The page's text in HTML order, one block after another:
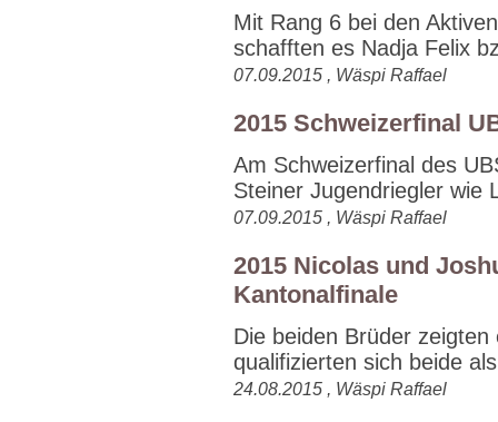
Mit Rang 6 bei den
schafften es Nadja Felix
07.09.2015 , Wäspi Raffael
2015 Schweizerfinal
Am Schweizerfinal des
Steiner Jugendriegler wie
07.09.2015 , Wäspi Raffael
2015 Nicolas und
Kantonalfinale
Die beiden Brüder
qualifizierten sich beide
24.08.2015 , Wäspi Raffael